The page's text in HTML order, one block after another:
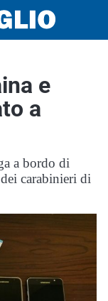
e
a
a bordo di
carabinieri di